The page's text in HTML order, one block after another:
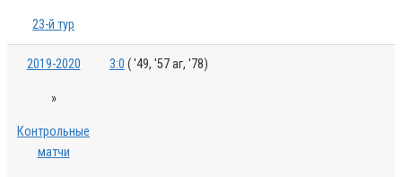
23-й тур
2019-2020
»
Контрольные
матчи
3:0 ( '49, '57 аг, '78)